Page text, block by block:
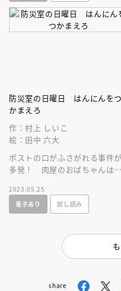
防災室の日曜日 はんにんをつ
かまえろ
作：村上 しいこ
絵：田中 六大
ポストの口がふさがれる事件が
多発！ 肉屋のおばちゃんはダ
うけれど……。防災室のなかま
が調べます！
2023.05.25
電子あり
試し読み
share